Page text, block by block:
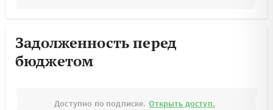
Задолженность перед
бюджетом
Доступно по подписке. Открыть доступ.